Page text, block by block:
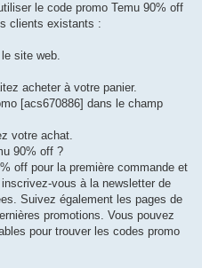
le code promo Temu 90% off
clients existants :
site web.
acheter à votre panier.
[acs670886] dans le champ
votre achat.
90% off ?
off pour la première commande et
vous à la newsletter de
Suivez également les pages de
promotions. Vous pouvez
pour trouver les codes promo